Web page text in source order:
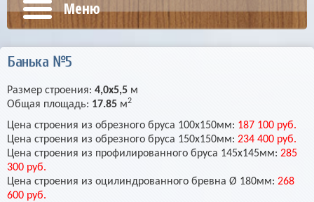
Банька №5
Размер строения: 4,0х5,5 м
Общая площадь: 17.85 м2
Цена строения из обрезного бруса 100х150мм: 187 100 руб.
Цена строения из обрезного бруса 150х150мм: 234 400 руб.
Цена строения из профилированного бруса 145х145мм: 285
300 руб.
Цена строения из оцилиндрованного бревна Ø 180мм: 268
600 руб.